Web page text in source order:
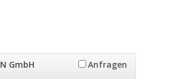
GmbH Anfragen